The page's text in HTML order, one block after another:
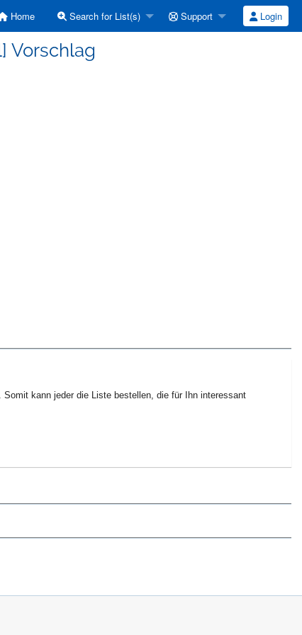
Home Search for List(s) Support Login
Vorschlag
kann jeder die Liste bestellen, die für Ihn interessant